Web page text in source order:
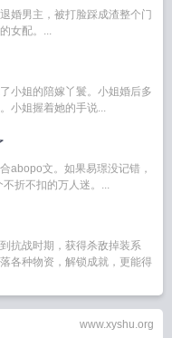
婚男主，被打脸踩成渣整个门
女配。...
小姐的陪嫁丫鬟。小姐婚后多
小姐握着她的手说...
abopo文。如果易璟没记错，
折不扣的万人迷。...
抗战时期，获得杀敌掉装系
各种物资，解锁成就，更能得
www.xyshu.org